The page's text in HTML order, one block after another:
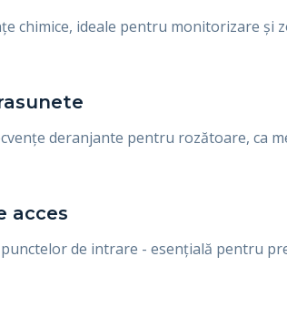
chimice, ideale pentru monitorizare și
deranjante pentru rozătoare, ca
acces
de intrare - esențială pentru